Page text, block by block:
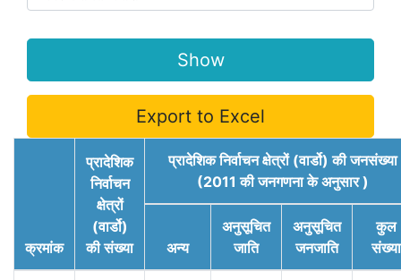
Export to Excel
क्रमांक
प्रादेशिक
निर्वाचन
क्षेत्रों
(वार्डो)
की संख्या
प्रादेशिक निर्वाचन क्षेत्रों (वार्डो) की जनसंख्या
(2011 की जनगणना के अनुसार )
अन्य
अनुसूचित
जाति
अनुसूचित
जनजाति
कुल
संख्या